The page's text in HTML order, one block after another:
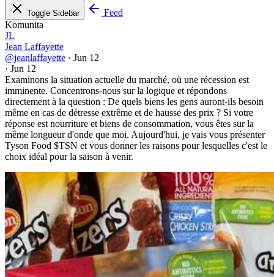
Toggle Sidebar
Feed
Komunita
JL
Jean Laffayette
@jeanlaffayette · Jun 12
· Jun 12
Examinons la situation actuelle du marché, où une récession est
imminente. Concentrons-nous sur la logique et répondons
directement à la question : De quels biens les gens auront-ils besoin
même en cas de détresse extrême et de hausse des prix ? Si votre
réponse est nourriture et biens de consommation, vous êtes sur la
même longueur d'onde que moi. Aujourd'hui, je vais vous présenter
Tyson Food $TSN et vous donner les raisons pour lesquelles c'est le
choix idéal pour la saison à venir.